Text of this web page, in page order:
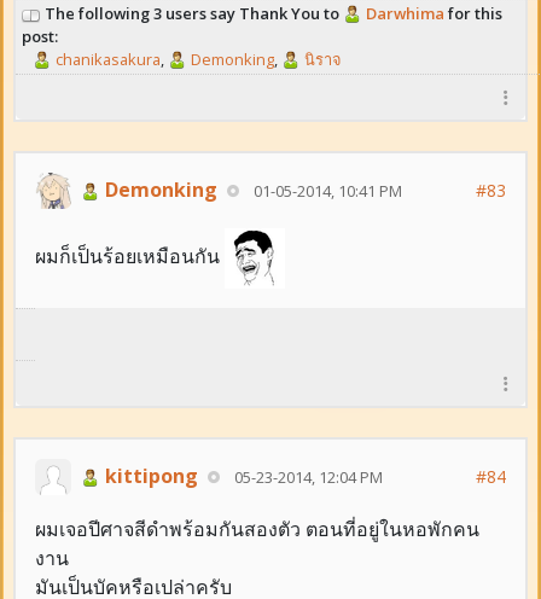
The following 3 users say Thank You to Darwhima for this
post:
chanikasakura, Demonking, นิราจ
Demonking 01-05-2014, 10:41 PM #83
ผมก็เป็นร้อยเหมือนกัน
kittipong 05-23-2014, 12:04 PM #84
ผมเจอปีศาจสีดำพร้อมกันสองตัว ตอนที่อยู่ในหอพักคน
งาน
มันเป็นบัคหรือเปล่าครับ